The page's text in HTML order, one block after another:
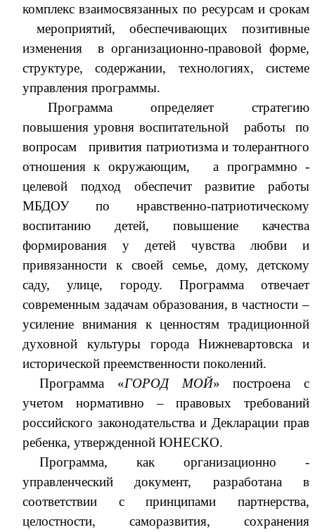
комплекс взаимосвязанных по ресурсам и срокам
мероприятий, обеспечивающих позитивные
изменения в организационно-правовой форме,
структуре, содержании, технологиях, системе
управления программы.
Программа определяет стратегию
повышения уровня воспитательной работы по
вопросам привития патриотизма и толерантного
отношения к окружающим, а программно -
целевой подход обеспечит развитие работы
МБДОУ по нравственно-патриотическому
воспитанию детей, повышение качества
формирования у детей чувства любви и
привязанности к своей семье, дому, детскому
саду, улице, городу. Программа отвечает
современным задачам образования, в частности –
усиление внимания к ценностям традиционной
духовной культуры города Нижневартовска и
исторической преемственности поколений.
Программа «ГОРОД МОЙ» построена с
учетом нормативно – правовых требований
российского законодательства и Декларации прав
ребенка, утвержденной ЮНЕСКО.
Программа, как организационно -
управленческий документ, разработана в
соответствии с принципами партнерства,
целостности, саморазвития, сохранения